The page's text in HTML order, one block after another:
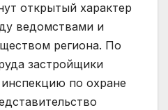
открытый характер
ведомствами и
региона. По
застройщики
по охране